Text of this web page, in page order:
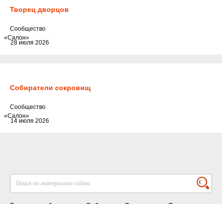
Творец дворцов
28 июля 2026
Cообщество
«Салон»
Собиратели сокровищ
14 июля 2026
Cообщество
«Салон»